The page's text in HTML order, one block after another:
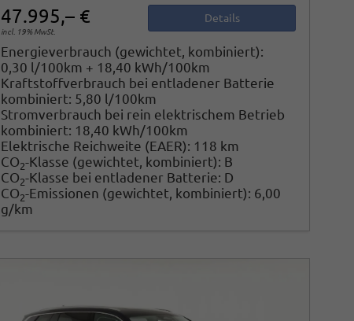
47.995,– €
incl. 19% MwSt.
Details
Energieverbrauch (gewichtet, kombiniert):
0,30 l/100km + 18,40 kWh/100km
Kraftstoffverbrauch bei entladener Batterie
kombiniert: 5,80 l/100km
Stromverbrauch bei rein elektrischem Betrieb
kombiniert: 18,40 kWh/100km
Elektrische Reichweite (EAER): 118 km
CO2-Klasse (gewichtet, kombiniert): B
CO2-Klasse bei entladener Batterie: D
CO2-Emissionen (gewichtet, kombiniert): 6,00
g/km